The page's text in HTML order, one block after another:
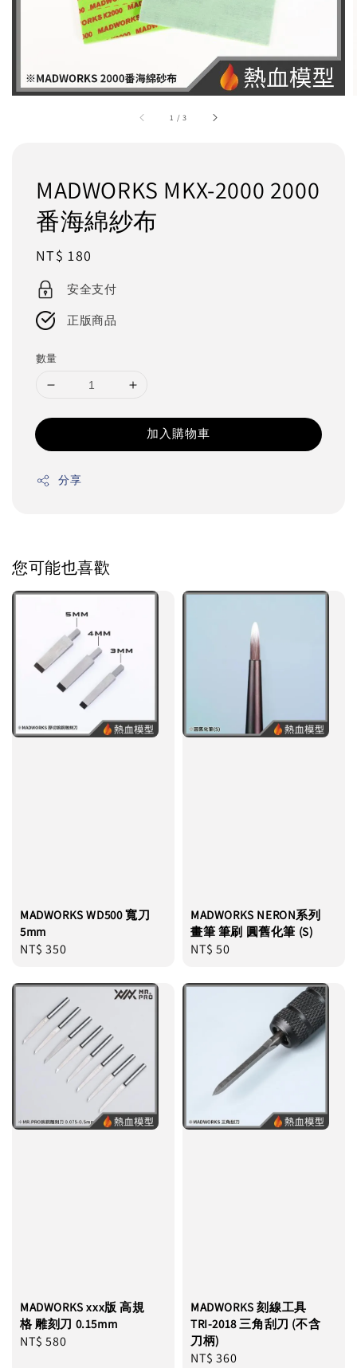
1 /3
MADWORKS MKX-2000 2000
番海綿紗布
Regular
price
NT$ 180
安全支付
正版商品
數量
加入購物車
分享
您可能也喜歡
MADWORKS WD500 寬刀
5mm
Regular
NT$ 350
MADWORKS NERON系列
畫筆 筆刷 圓舊化筆 (S)
Regular
NT$ 50
MADWORKS xxx版 高規
格 雕刻刀 0.15mm
Regular
NT$ 580
MADWORKS 刻線工具
TRI-2018 三角刮刀 (不含
刀柄)
Regular
NT$ 360